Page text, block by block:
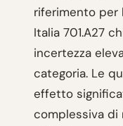
riferimento per
Italia 701.A27
incertezza
categoria. Le
effetto
complessiva di